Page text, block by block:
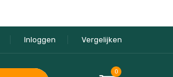
Inloggen Vergelijken
0